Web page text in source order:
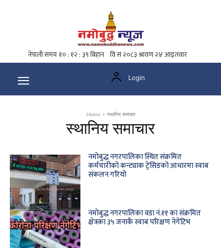
Login
Home स्थानिय समाचार
स्थानिय समाचार
नमोबुद्ध नगरपालिका स्थित संक्रमित
कर्मचारीको कन्ट्याक ट्रेसिङको आधारमा स्वाब
संकलन गरियो
नमोबुद्ध नगरपालिका वडा नं.११ का संक्रमित
क्षेत्रका ३५ जनाकै स्वाब परिक्षण नेगेटिभ